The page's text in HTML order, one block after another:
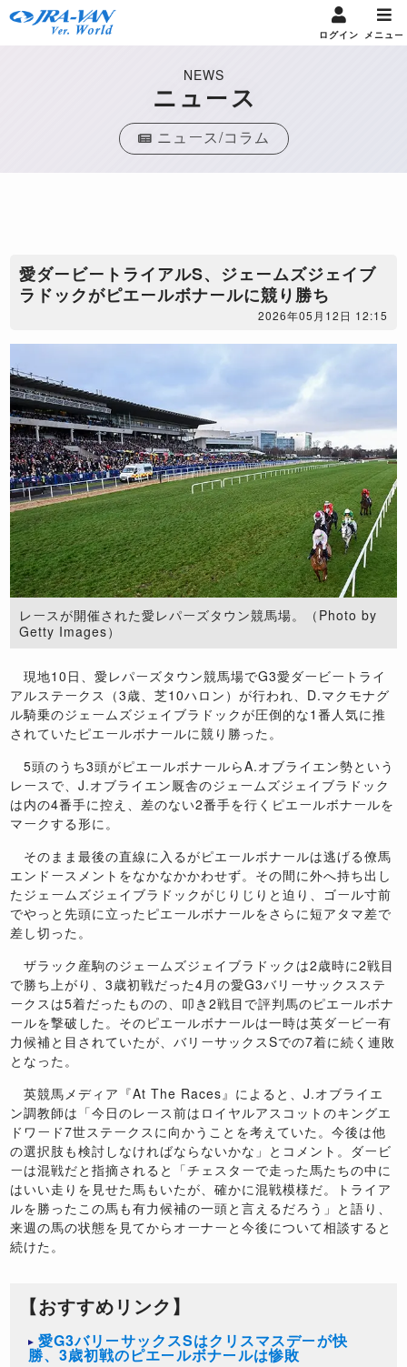
ログイン メニュー
NEWS
ニュース
ニュース/コラム
​愛ダービートライアルS、ジェームズジェイブ
ラドックがピエールボナールに競り勝ち
2026年05月12日 12:15
レースが開催された愛レパーズタウン競馬場。（Photo by
Getty Images）
現地10日、愛レパーズタウン競馬場でG3愛ダービートライ
アルステークス（3歳、芝10ハロン）が行われ、D.マクモナグ
ル騎乗のジェームズジェイブラドックが圧倒的な1番人気に推
されていたピエールボナールに競り勝った。
5頭のうち3頭がピエールボナールらA.オブライエン勢という
レースで、J.オブライエン厩舎のジェームズジェイブラドック
は内の4番手に控え、差のない2番手を行くピエールボナールを
マークする形に。
そのまま最後の直線に入るがピエールボナールは逃げる僚馬
エンドースメントをなかなかかわせず。その間に外へ持ち出し
たジェームズジェイブラドックがじりじりと迫り、ゴール寸前
でやっと先頭に立ったピエールボナールをさらに短アタマ差で
差し切った。
ザラック産駒のジェームズジェイブラドックは2歳時に2戦目
で勝ち上がり、3歳初戦だった4月の愛G3バリーサックスステ
ークスは5着だったものの、叩き2戦目で評判馬のピエールボナ
ールを撃破した。そのピエールボナールは一時は英ダービー有
力候補と目されていたが、バリーサックスSでの7着に続く連敗
となった。
英競馬メディア『At The Races』によると、J.オブライエ
ン調教師は「今日のレース前はロイヤルアスコットのキングエ
ドワード7世ステークスに向かうことを考えていた。今後は他
の選択肢も検討しなければならないかな」とコメント。ダービ
ーは混戦だと指摘されると「チェスターで走った馬たちの中に
はいい走りを見せた馬もいたが、確かに混戦模様だ。トライア
ルを勝ったこの馬も有力候補の一頭と言えるだろう」と語り、
来週の馬の状態を見てからオーナーと今後について相談すると
続けた。
【おすすめリンク】
愛G3バリーサックスSはクリスマスデーが快
勝、3歳初戦のピエールボナールは惨敗